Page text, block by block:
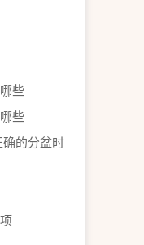
些
些
确的分盆时